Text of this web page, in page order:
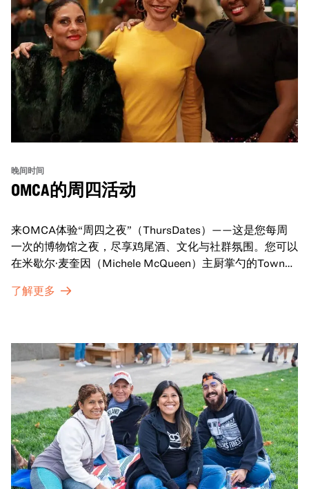
晚间时间
OMCA的周四活动
来OMCA体验“周四之夜”（ThursDates）——这是您每周
一次的博物馆之夜，尽享鸡尾酒、文化与社群氛围。您可以
在米歇尔·麦奎因（Michele McQueen）主厨掌勺的Town
探索那些在夜幕下焕发活力的展厅，那里将呈现快闪表演、
了解更多